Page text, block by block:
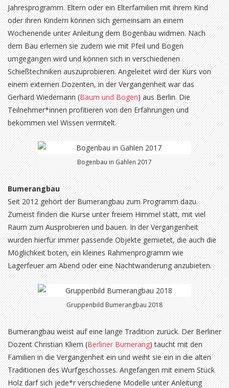
Jahresprogramm. Eltern oder ein Elterfamilien mit ihrem Kind
oder ihren Kindern können sich gemeinsam an einem
Wochenende unter Anleitung dem Bogenbau widmen. Nach
dem Bau erlernen sie zudem wie mit Pfeil und Bogen
umgegangen wird und können sich in verschiedenen
Schießtechniken auszuprobieren. Angeleitet wird der Kurs von
einem externen Dozenten, in der Vergangenheit war das
Gerhard Wiedemann (Baum und Bogen) aus Berlin. Die
Teilnehmer*innen profitieren von den Erfahrungen und
bekommen viel Wissen vermitelt.
Bogenbau in Gahlen 2017
Bumerangbau
Seit 2012 gehört der Bumerangbau zum Programm dazu.
Zumeist finden die Kurse unter freiem Himmel statt, mit viel
Raum zum Ausprobieren und bauen. In der Vergangenheit
wurden hierfür immer passende Objekte gemietet, die auch die
Möglichkeit boten, ein kleines Rahmenprogramm wie
Lagerfeuer am Abend oder eine Nachtwanderung anzubieten.
Gruppenbild Bumerangbau 2018
Bumerangbau weist auf eine lange Tradition zurück. Der Berliner
Dozent Christian Kliem (Berliner Bumerang) taucht mit den
Familien in die Vergangenheit ein und weiht sie ein in die alten
Traditionen des Wurfgeschosses. Angefangen mit einem Stück
Holz darf sich jede*r verschiedene Modelle unter Anleitung